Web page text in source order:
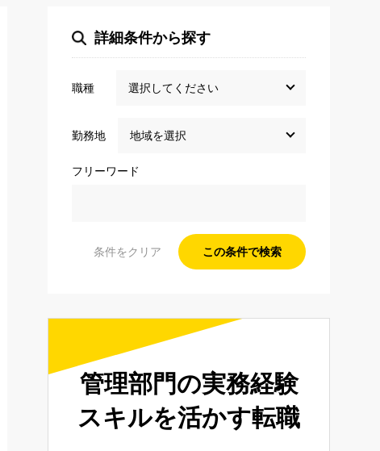
詳細条件から探す
職種
勤務地
フリーワード
管理部門の実務経験
スキルを活かす転職